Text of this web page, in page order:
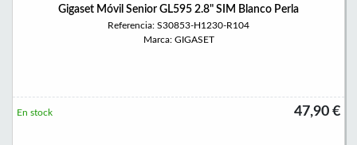
Gigaset Móvil Senior GL595 2.8" SIM Blanco Perla
Referencia: S30853-H1230-R104
Marca: GIGASET
47,90 €
En stock